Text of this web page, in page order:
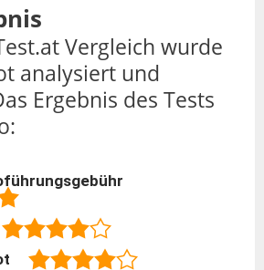
Vergleich wurde
analysiert und
Ergebnis des Tests